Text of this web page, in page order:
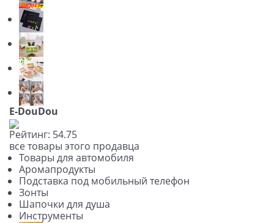
E-DouDou
Рейтинг: 54.75
все товары этого продавца
Товары для автомобиля
Аромапродукты
Подставка под мобильный телефон
Зонты
Шапочки для душа
Инструменты